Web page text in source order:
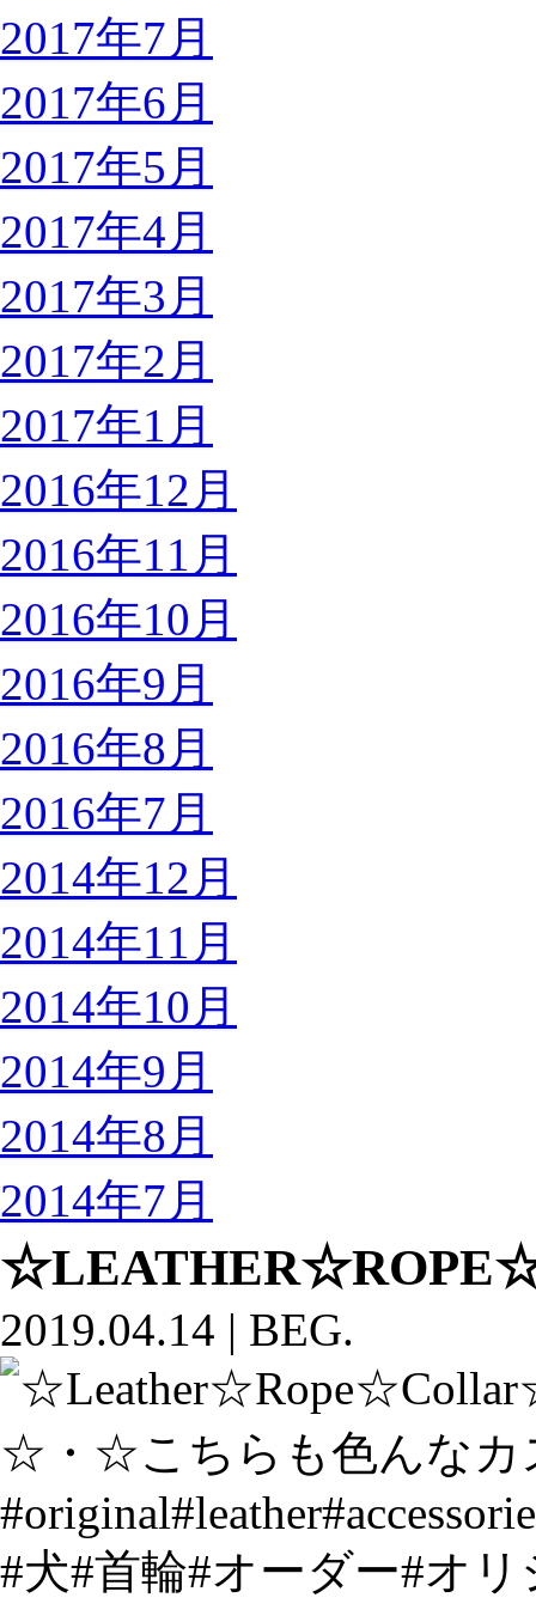
2017年7月
2017年6月
2017年5月
2017年4月
2017年3月
2017年2月
2017年1月
2016年12月
2016年11月
2016年10月
2016年9月
2016年8月
2016年7月
2014年12月
2014年11月
2014年10月
2014年9月
2014年8月
2014年7月
2019.04.14 | BEG.